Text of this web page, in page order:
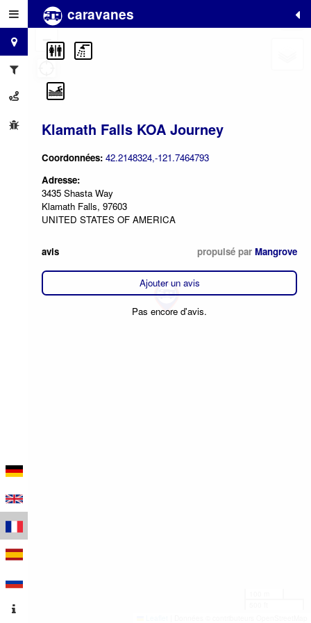
caravanes
Klamath Falls KOA Journey
Coordonnées: 42.2148324,-121.7464793
Adresse:
3435 Shasta Way
Klamath Falls, 97603
UNITED STATES OF AMERICA
avis propulsé par Mangrove
Ajouter un avis
Pas encore d'avis.
+
−